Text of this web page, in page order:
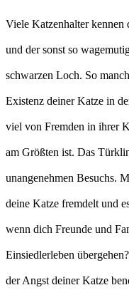
Viele Katzenhalter kennen
und der sonst so
schwarzen Loch. So
Existenz deiner Katze in
viel von Fremden in ihrer
am Größten ist. Das
unangenehmen Besuchs.
deine Katze fremdelt und
wenn dich Freunde und
Einsiedlerleben
der Angst deiner Katze